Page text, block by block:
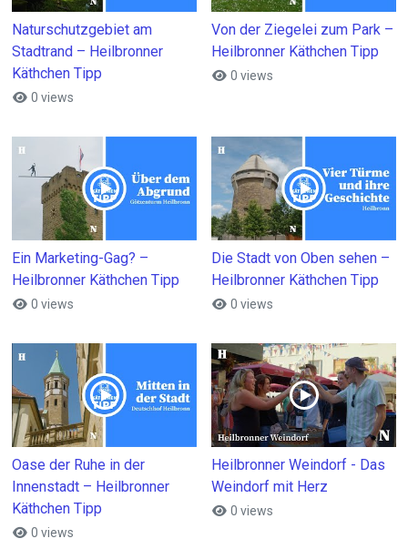
Naturschutzgebiet am
Stadtrand – Heilbronner
Käthchen Tipp
0 views
Von der Ziegelei zum Park –
Heilbronner Käthchen Tipp
0 views
Ein Marketing-Gag? –
Heilbronner Käthchen Tipp
0 views
Die Stadt von Oben sehen –
Heilbronner Käthchen Tipp
0 views
Oase der Ruhe in der
Innenstadt – Heilbronner
Käthchen Tipp
0 views
Heilbronner Weindorf - Das
Weindorf mit Herz
0 views